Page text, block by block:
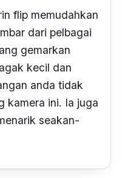
flip memudahkan
dari pelbagai
gemarkan
kecil dan
anda tidak
kamera ini. Ia juga
seakan-